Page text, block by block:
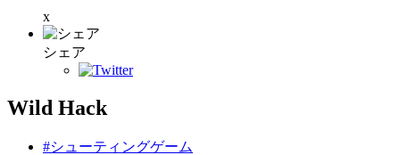
x
シェア
Wild Hack
#シューティングゲーム